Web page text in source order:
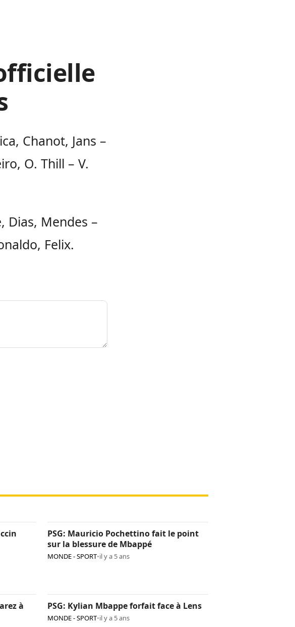
Chanot, Jans –
O. Thill – V.
Dias, Mendes –
Felix.
PSG: Mauricio Pochettino fait le point
sur la blessure de Mbappé
MONDE - SPORT•il y a 5 ans
à
PSG: Kylian Mbappe forfait face à Lens
MONDE - SPORT•il y a 5 ans